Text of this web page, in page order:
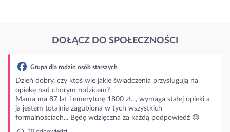
DOŁĄCZ DO SPOŁECZNOŚCI
osób starszych
wie jakie świadczenia przysługują na
rodzicem?
emeryturę 1800 zł..., wymaga stałej opieki a
zagubiona w tych wszystkich
wdzięczna za każdą podpowiedź 😓